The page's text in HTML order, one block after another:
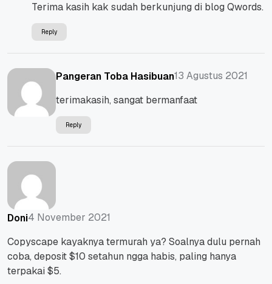
Terima kasih kak sudah berkunjung di blog Qwords.
Reply
Pangeran Toba Hasibuan13 Agustus 2021
terimakasih, sangat bermanfaat
Reply
Doni4 November 2021
Copyscape kayaknya termurah ya? Soalnya dulu pernah
coba, deposit $10 setahun ngga habis, paling hanya
terpakai $5.